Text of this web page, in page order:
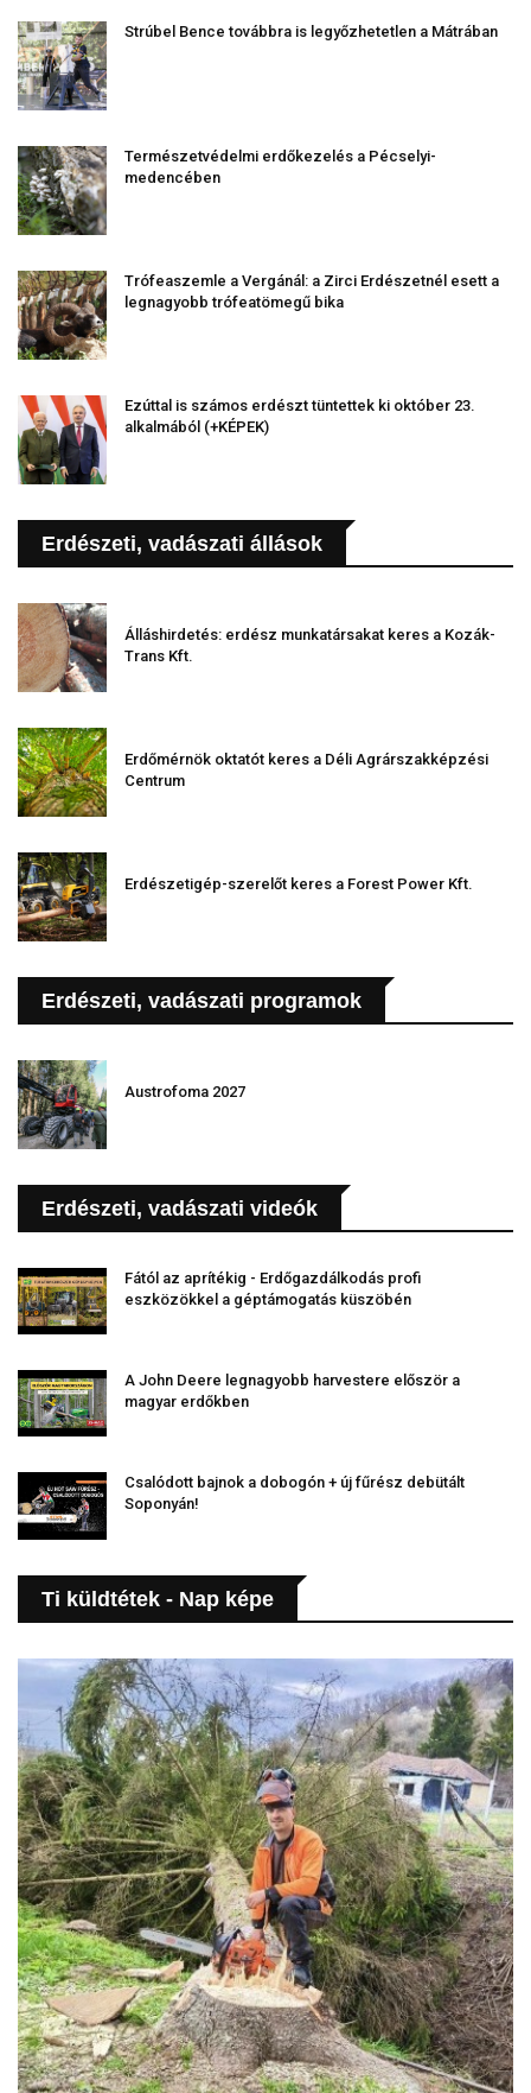
Strúbel Bence továbbra is legyőzhetetlen a Mátrában
Természetvédelmi erdőkezelés a Pécselyi-
medencében
Trófeaszemle a Vergánál: a Zirci Erdészetnél esett a
legnagyobb trófeatömegű bika
Ezúttal is számos erdészt tüntettek ki október 23.
alkalmából (+KÉPEK)
Erdészeti, vadászati állások
Álláshirdetés: erdész munkatársakat keres a Kozák-
Trans Kft.
Erdőmérnök oktatót keres a Déli Agrárszakképzési
Centrum
Erdészetigép-szerelőt keres a Forest Power Kft.
Erdészeti, vadászati programok
Austrofoma 2027
Erdészeti, vadászati videók
Fától az aprítékig - Erdőgazdálkodás profi
eszközökkel a géptámogatás küszöbén
A John Deere legnagyobb harvestere először a
magyar erdőkben
Csalódott bajnok a dobogón + új fűrész debütált
Soponyán!
Ti küldtétek - Nap képe